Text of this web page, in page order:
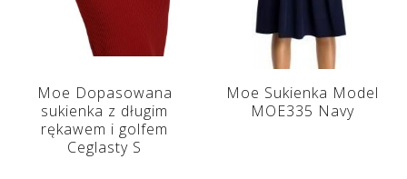
Moe Dopasowana
sukienka z długim
rękawem i golfem
Ceglasty S
Moe Sukienka Model
MOE335 Navy